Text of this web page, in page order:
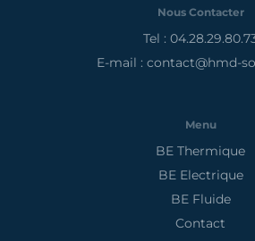
Nous Contacter
Tel :
E-mail : contact@hmd-
Menu
BE Thermique
BE Electrique
BE Fluide
Contact